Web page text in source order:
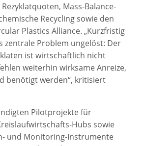
Mass-Balance-
Recycling sowie den
Plastics Alliance. „Kurzfristig
zentrale Problem ungelöst: Der
ist wirtschaftlich nicht
weiterhin wirksame Anreize,
benötigt werden“, kritisiert
Pilotprojekte für
Hubs sowie
und Monitoring-Instrumente